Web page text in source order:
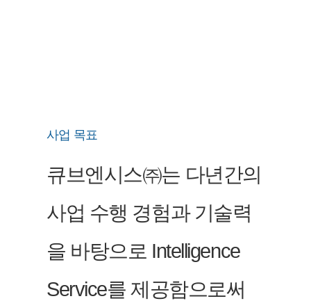
사업 목표
큐브엔시스㈜는 다년간의
사업 수행 경험과 기술력
을 바탕으로 Intelligence
Service를 제공함으로써